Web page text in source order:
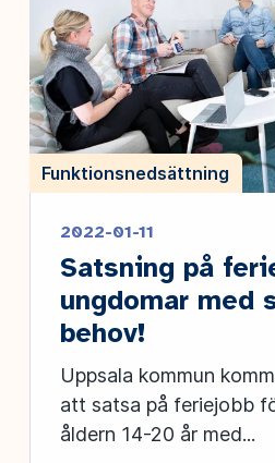
Funktionsnedsättning
2022-01-11
Satsning på
ungdomar med
behov!
Uppsala kommun
att satsa på feriejobb
åldern 14-20 år med...